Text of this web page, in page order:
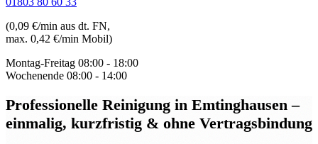
(0,09 €/min aus dt. FN,
max. 0,42 €/min Mobil)
Montag-Freitag 08:00 - 18:00
Wochenende 08:00 - 14:00
Professionelle Reinigung in Emtinghausen–
einmalig, kurzfristig & ohne Vertragsbindung